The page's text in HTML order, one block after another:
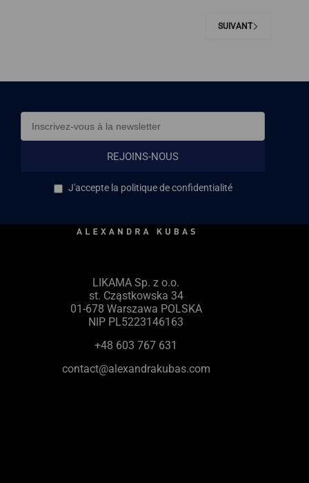
SUIVANT
REJOINS‑NOUS
J'accepte la politique de confidentialité
LIKAMA Sp. z o.o.
st. Cząstkowska 34
01-678 Warszawa POLSKA
NIP PL5223146163
+48 603 767 631
contact@alexandrakubas.com